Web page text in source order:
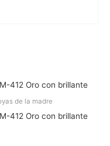
de la madre
412 Oro con brillante